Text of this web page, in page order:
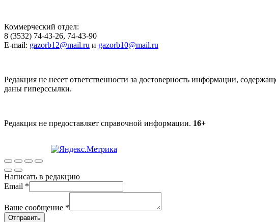
Коммерческий отдел:
8 (3532) 74-43-26, 74-43-90
E-mail: gazorb12@mail.ru и gazorb10@mail.ru
Редакция не несет ответственности за достоверность информации,
даны гиперссылки.
Редакция не предоставляет справочной информации. 16+
Написать в редакцию
Email *
Ваше сообщение *
Отправить